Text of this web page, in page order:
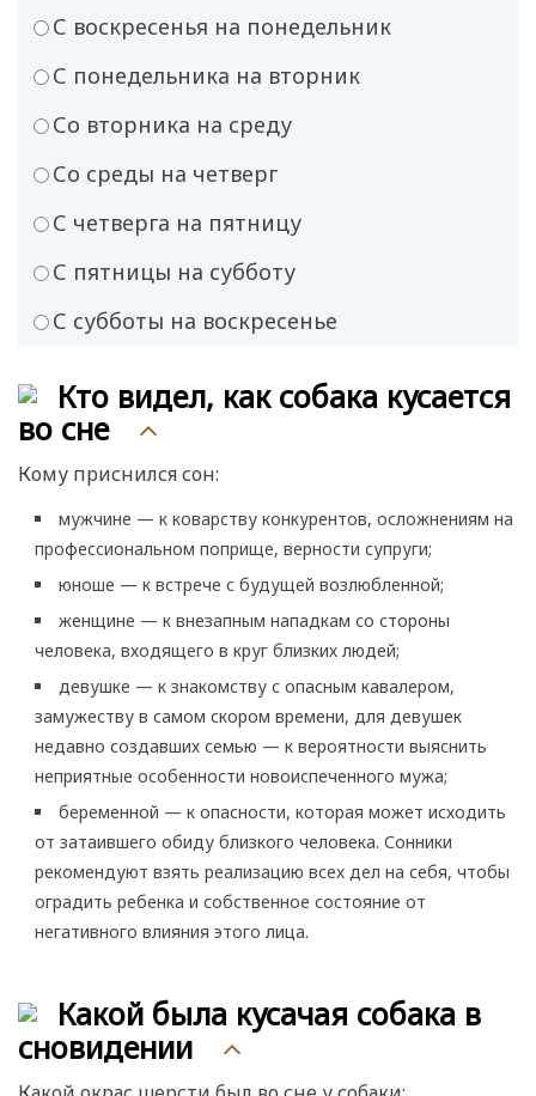
С воскресенья на понедельник
С понедельника на вторник
Со вторника на среду
Со среды на четверг
С четверга на пятницу
С пятницы на субботу
С субботы на воскресенье
Кто видел, как собака кусается
во сне
Кому приснился сон:
мужчине — к коварству конкурентов, осложнениям на
профессиональном поприще, верности супруги;
юноше — к встрече с будущей возлюбленной;
женщине — к внезапным нападкам со стороны
человека, входящего в круг близких людей;
девушке — к знакомству с опасным кавалером,
замужеству в самом скором времени, для девушек
недавно создавших семью — к вероятности выяснить
неприятные особенности новоиспеченного мужа;
беременной — к опасности, которая может исходить
от затаившего обиду близкого человека. Сонники
рекомендуют взять реализацию всех дел на себя, чтобы
оградить ребенка и собственное состояние от
негативного влияния этого лица.
Какой была кусачая собака в
сновидении